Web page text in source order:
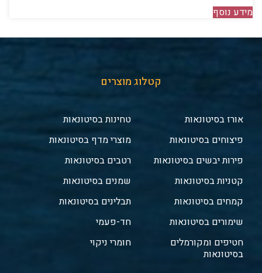
מידע נוסף
קטלוג מוצרים
אורז בסיטונאות
פיצוחים בסיטונאות
פירות יבשים בסיטונאות
קטניות בסיטונאות
קמחים בסיטונאות
שימורים בסיטונאות
חטיפים ומקורמלים
בסיטונאות
טחינות בסיטונאות
מוצרי מדף בסיטונאות
רטבים בסיטונאות
שמנים בסיטונאות
תבלינים בסיטונאות
חד-פעמי
חומרי ניקוי